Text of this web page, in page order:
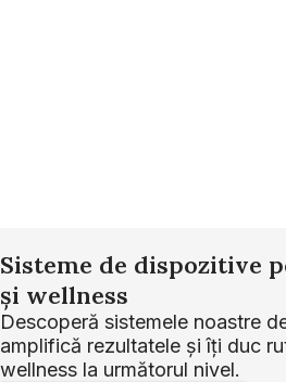
Sisteme de dispozitive
și wellness
Descoperă sistemele noastre
amplifică rezultatele și îți duc
wellness la următorul nivel.